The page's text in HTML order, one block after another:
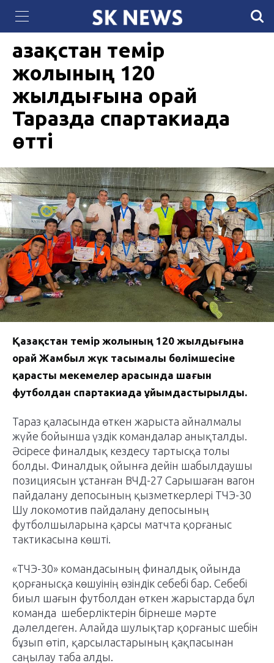
QazCloud расширил мощности дата-центра
для задач искусственного интеллекта
23 ШІЛДЕ 2024, 10:57 914
Қазақстан темір
жолының 120
жылдығына орай
Таразда спартакиада
өтті
Қазақстан темір жолының 120 жылдығына
орай Жамбыл жүк тасымалы бөлімшесіне
қарасты мекемелер арасында шағын
футболдан спартакиада ұйымдастырылды.
Тараз қаласында өткен жарыста айналмалы
жүйе бойынша үздік командалар анықталды.
Әсіресе финалдық кездесу тартысқа толы
болды. Финалдық ойынға дейін шабылдаушы
позициясын ұстанған ВЧД-27 Сарышаған вагон
пайдалану депосының қызметкерлері ТЧЭ-30
Шу локомотив пайдалану депосының
футболшыларына қарсы матчта қорғаныс
тактикасына көшті.
«ТЧЭ-30» командасының финалдық ойында
қорғанысқа көшуінің өзіндік себебі бар. Себебі
биыл шағын футболдан өткен жарыстарда бұл
команда шеберліктерін бірнеше мәрте
дәлелдеген. Алайда шулықтар қорғаныс шебін
бұзып өтіп, қарсыластарының қақпасынан
саңылау таба алды.